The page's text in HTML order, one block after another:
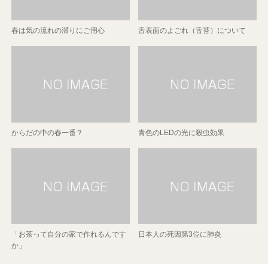
春は気の流れの滞りにご用心 舌表面のよごれ（舌苔）について
からだの中の春一番？ 青色のLEDの光に殺虫効果
「お茶って自分の家で作れるんです
か」
日本人の死因第3位に肺炎